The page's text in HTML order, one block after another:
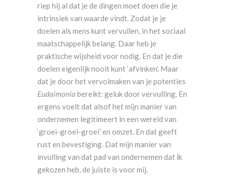
riep hij al dat je de dingen moet doen die je
intrinsiek van waarde vindt. Zodat je je
doelen als mens kunt vervullen, in het sociaal
maatschappelijk belang. Daar heb je
praktische wijsheid voor nodig. En dat je die
doelen eigenlijk nooit kunt ‘afvinken’. Maar
dat je door het vervolmaken van je potenties
Eudaimonia bereikt: geluk door vervulling. En
ergens voelt dat alsof het mijn manier van
ondernemen legitimeert in een wereld van
‘groei-groei-groei’ en omzet. En dat geeft
rust en bevestiging. Dat mijn manier van
invulling van dat pad van ondernemen dat ik
gekozen heb, de juiste is voor mij.